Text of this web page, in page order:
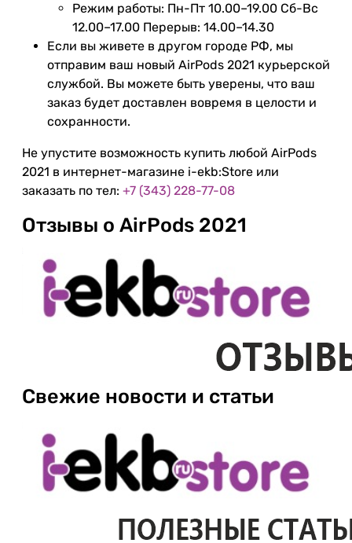
Режим работы: Пн-Пт 10.00–19.00 Сб-Вс
12.00–17.00 Перерыв: 14.00–14.30
Если вы живете в другом городе РФ, мы
отправим ваш новый AirPods 2021 курьерской
службой. Вы можете быть уверены, что ваш
заказ будет доставлен вовремя в целости и
сохранности.
Не упустите возможность купить любой AirPods
2021 в интернет-магазине i-ekb:Store или
заказать по тел: +7 (343) 228-77-08
Отзывы о AirPods 2021
Свежие новости и статьи